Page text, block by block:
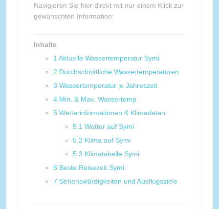
Navigieren Sie hier direkt mit nur einem Klick zur
gewünschten Information:
Inhalte
1 Aktuelle Wassertemperatur Symi
2 Durchschnittliche Wassertemperaturen
3 Wassertemperatur je Jahreszeit
4 Min. & Max. Wassertemp
5 Wetterinformationen & Klimadaten
5.1 Wetter auf Symi
5.2 Klima auf Symi
5.3 Klimatabelle Symi
6 Beste Reisezeit Symi
7 Sehenswürdigkeiten und Ausflugsziele